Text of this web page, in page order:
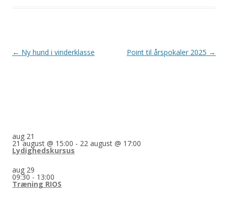
Indlægsnavigation
← Ny hund i vinderklasse Point til årspokaler 2025 →
aug 21
21 august @ 15:00 - 22 august @ 17:00
Lydighedskursus
aug 29
09:30 - 13:00
Træning RIOS